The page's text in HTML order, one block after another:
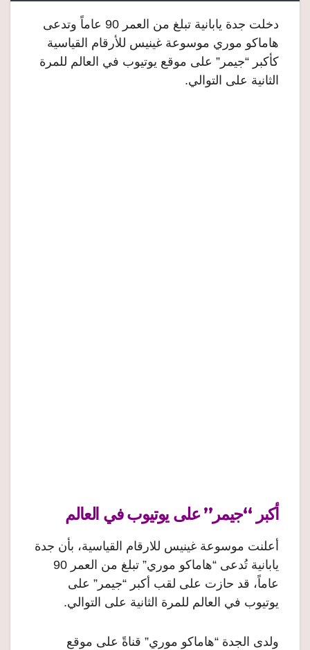
دخلت جدة يابانية تبلغ من العمر 90 عاماً وتدعى
هاماكو موري موسوعة غينيس للأرقام القياسية
كأكبر “جيمر” على موقع يوتيوب في العالم للمرة
الثانية على التوالي.
أكبر “جيمر” على يوتيوب في العالم
أعلنت موسوعة غينيس للارقام القياسية، بأن جدة
يابانية تُدعى “هاماكو موري” تبلغ من العمر 90
عاماً، قد حازت على لقب أكبر “جيمر” على
يوتيوب في العالم للمرة الثانية على التوالي.
ولدى الجدة “هاماكو موري” قناةً على موقع